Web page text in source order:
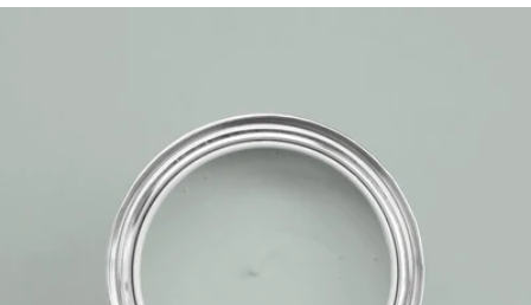
Sie das Medium 0 im Modalformat